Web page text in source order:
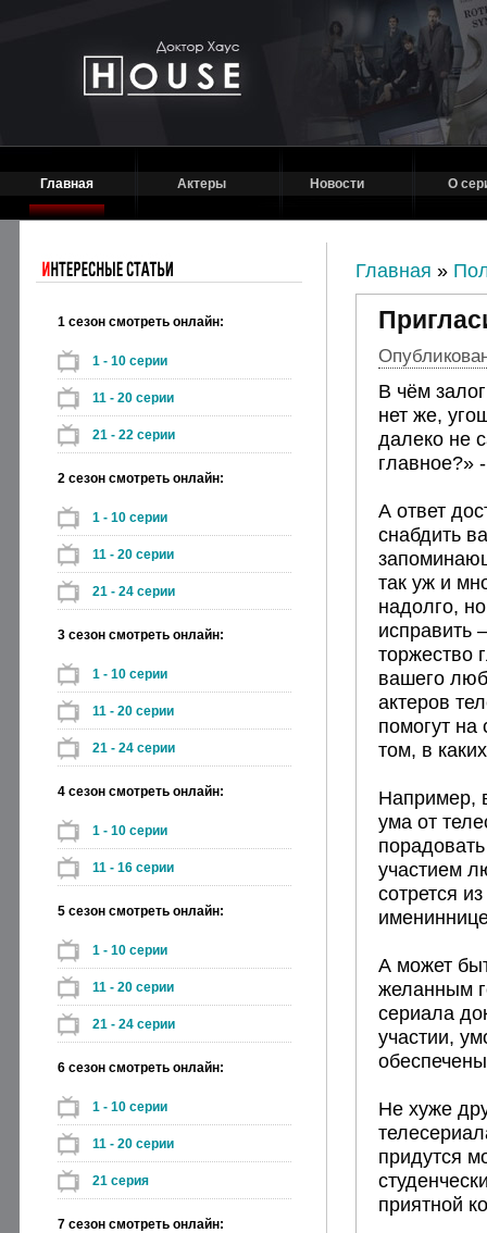
Главная Актеры Новости О
1 сезон смотреть онлайн:
1 - 10 серии
11 - 20 серии
21 - 22 серии
2 сезон смотреть онлайн:
1 - 10 серии
11 - 20 серии
21 - 24 серии
3 сезон смотреть онлайн:
1 - 10 серии
11 - 20 серии
21 - 24 серии
4 сезон смотреть онлайн:
1 - 10 серии
11 - 16 серии
5 сезон смотреть онлайн:
1 - 10 серии
11 - 20 серии
21 - 24 серии
6 сезон смотреть онлайн:
1 - 10 серии
11 - 20 серии
21 серия
7 сезон смотреть онлайн:
Главная »
В чём
нет же,
далеко не
главное?»
А ответ
снабдить
так уж и
надолго,
исправить
торжество
вашего
актеров
помогут на
том, в
Например,
ума от
участием
сотрется
А может
желанным
сериала
участии,
Не хуже
придутся
приятной